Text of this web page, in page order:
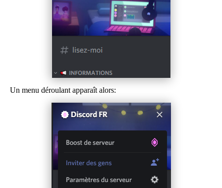
Un menu déroulant apparaît alors: